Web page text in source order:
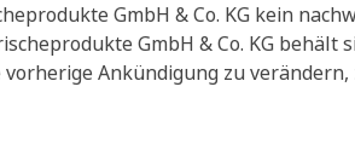
GmbH & Co. KG kein
GmbH & Co. KG behält
Ankündigung zu